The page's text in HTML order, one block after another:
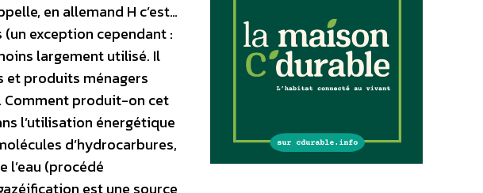
en allemand H c’est…
exception cependant :
largement utilisé. Il
et produits ménagers
Comment produit-on cet
l’utilisation énergétique
d’hydrocarbures,
l’eau (procédé
est une source